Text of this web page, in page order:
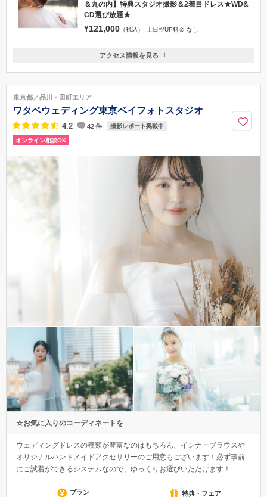
＆丸の内】特典スタジオ撮影＆2着目ドレス★WD&
CD選び放題★
¥121,000 （税込） 土日祝UP料金 なし
東京都中央区日本橋茅場町2-17-9 日本橋イヅミビル2階
徒歩3分 ②東京メトロ東西線「茅場町駅」3番出口 徒歩2分 ③JR京葉線「八
丁堀駅」A4出口 徒歩8分 【白色のビル/1階にタイムズ・長尾ビルの看板
を目印に！】《サロンは2階になります》
03-6661-9700
アクセス情報を見る
東京都／品川・田町エリア
ワタベウェディング東京ベイフォトスタジオ
4.2 42件 撮影レポート掲載中
オンライン相談OK
☆お気に入りのコーディネートを
ウェディングドレスの種類が豊富なのはもちろん、インナーブラウスや
オリジナルハンドメイドアクセサリーのご用意もございます！必ず事前
にご試着ができるシステムなので、ゆっくりお選びいただけます！
プラン 特典・フェア